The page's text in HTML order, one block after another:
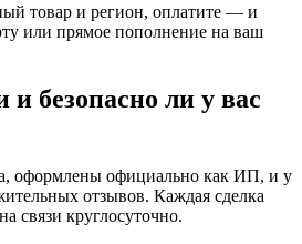
товар и регион, оплатите — и
или прямое пополнение на ваш
и безопасно ли у вас
оформлены официально как ИП, и у
отзывов. Каждая сделка
связи круглосуточно.